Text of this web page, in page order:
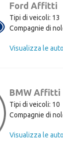
Ford Affitti
Tipi di veicoli: 13
Compagnie di
Visualizza le
BMW Affitti
Tipi di veicoli: 10
Compagnie di
Visualizza le